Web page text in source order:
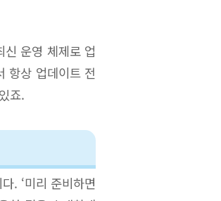
운영 체제로 업
항상 업데이트 전
죠.
. ‘미리 준비하면